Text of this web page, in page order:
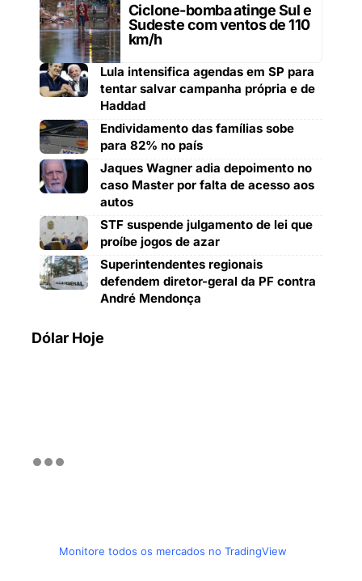
Ciclone-bomba atinge Sul e
Sudeste com ventos de 110
km/h
Lula intensifica agendas em SP para
tentar salvar campanha própria e de
Haddad
Endividamento das famílias sobe
para 82% no país
Jaques Wagner adia depoimento no
caso Master por falta de acesso aos
autos
STF suspende julgamento de lei que
proíbe jogos de azar
Superintendentes regionais
defendem diretor-geral da PF contra
André Mendonça
Dólar Hoje
Monitore todos os mercados no TradingView